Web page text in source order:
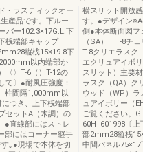
・ラスティックオー
産品です。下ルー
バー102.3×17G.L.下
桟端部キャップ
縦桟15×19.8下
以内端部か
〈〉T-6（）T-12の
て〕●耐風圧強度：
柱間隔1,000mm以
つき、上下桟端部
セットA（木調）の
●直線部にはストレ
部にはコーナー継手
｡●現場で本体を切
横スリット開放
す。●デザイン
側●本体断面図フ
（SA） T-8チ
T-8クリエラス
エクリュアイボ
スリット）主要
ラスク（QA）ク
ウッド（WP）ラ
ュアイボリー（
ご覧ください。
60H−601998〔
部2mm28縦桟
中間パネル